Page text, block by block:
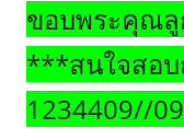
ขอบพระคุณลู
***สนใจสอ
1234409//